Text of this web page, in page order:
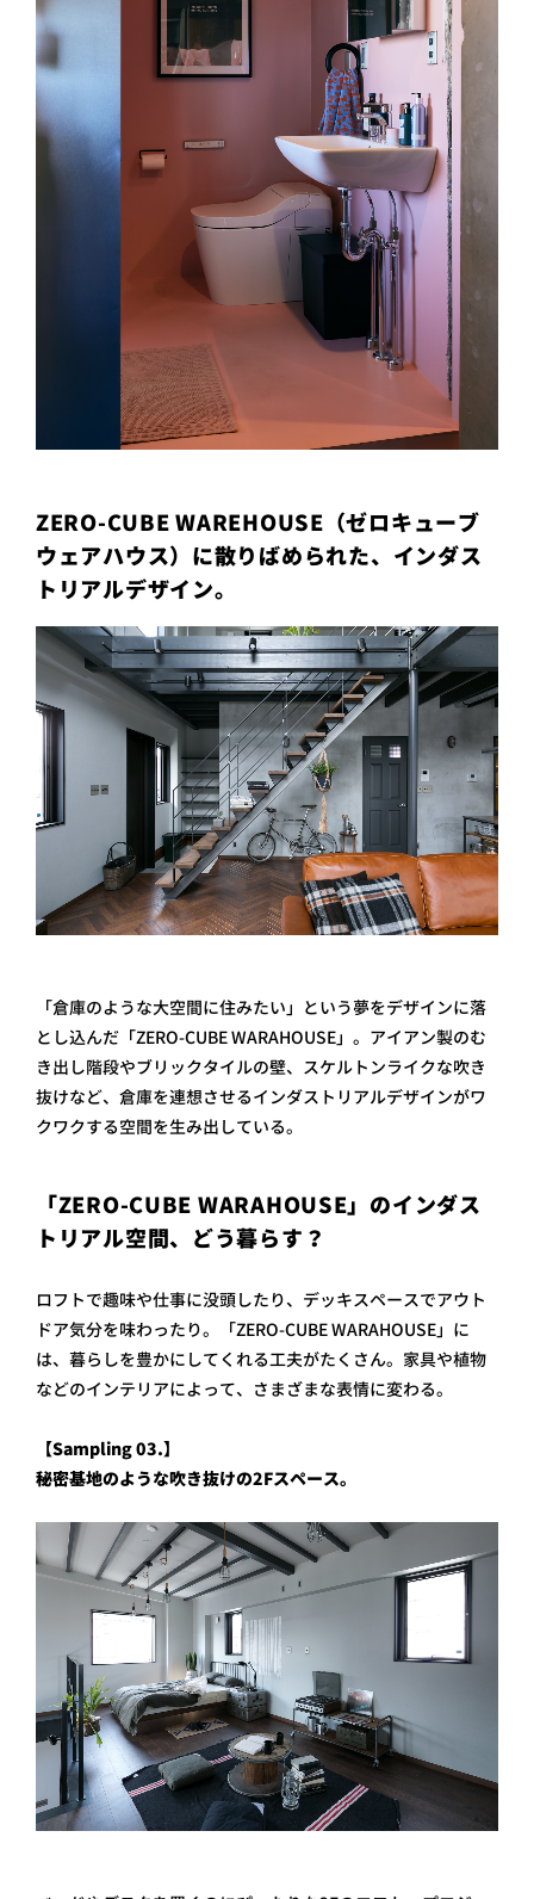
ZERO-CUBE WAREHOUSE（ゼロキューブ
ウェアハウス）に散りばめられた、インダス
トリアルデザイン。
「倉庫のような大空間に住みたい」という夢をデザインに落
とし込んだ「ZERO-CUBE WARAHOUSE」。アイアン製のむ
き出し階段やブリックタイルの壁、スケルトンライクな吹き
抜けなど、倉庫を連想させるインダストリアルデザインがワ
クワクする空間を生み出している。
「ZERO-CUBE WARAHOUSE」のインダス
トリアル空間、どう暮らす？
ロフトで趣味や仕事に没頭したり、デッキスペースでアウト
ドア気分を味わったり。「ZERO-CUBE WARAHOUSE」に
は、暮らしを豊かにしてくれる工夫がたくさん。家具や植物
などのインテリアによって、さまざまな表情に変わる。
【Sampling 03.】
秘密基地のような吹き抜けの2Fスペース。